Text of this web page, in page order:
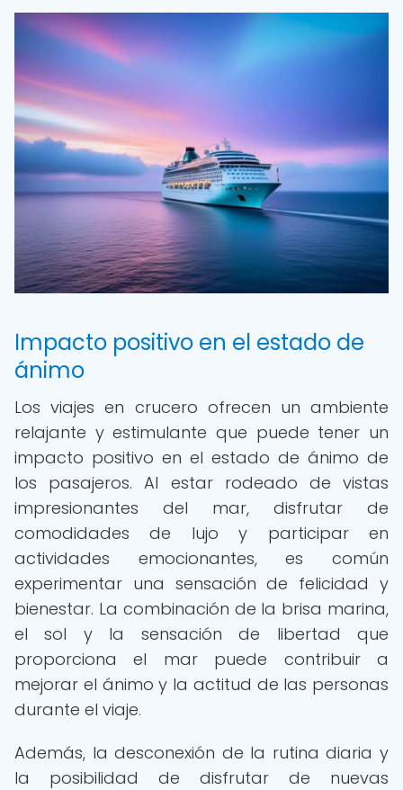
Impacto positivo en el estado de
ánimo
Los viajes en crucero ofrecen un ambiente
relajante y estimulante que puede tener un
impacto positivo en el estado de ánimo de
los pasajeros. Al estar rodeado de vistas
impresionantes del mar, disfrutar de
comodidades de lujo y participar en
actividades emocionantes, es común
experimentar una sensación de felicidad y
bienestar. La combinación de la brisa marina,
el sol y la sensación de libertad que
proporciona el mar puede contribuir a
mejorar el ánimo y la actitud de las personas
durante el viaje.
Además, la desconexión de la rutina diaria y
la posibilidad de disfrutar de nuevas